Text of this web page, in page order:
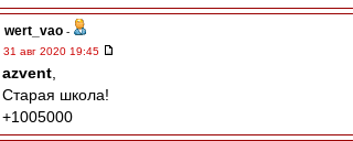
wert_vao -
31 авг 2020 19:45
azvent
Старая школа!
+1005000